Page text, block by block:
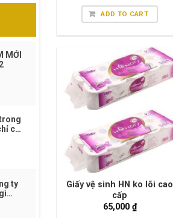
MỚI
có
ty
ADD TO CART
Giấy vệ sinh HN ko lõi cao
cấp
65,000 ₫